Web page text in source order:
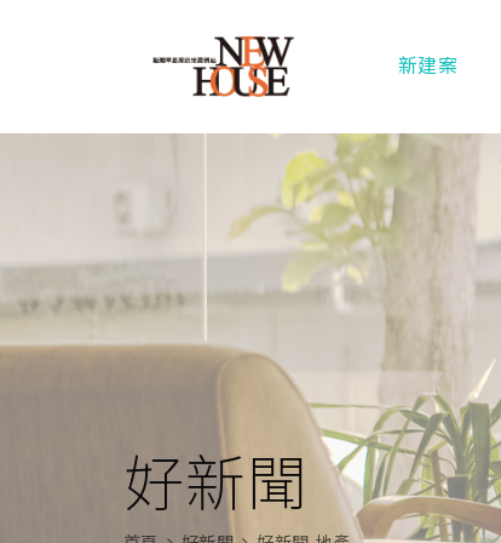
新建案
好新聞